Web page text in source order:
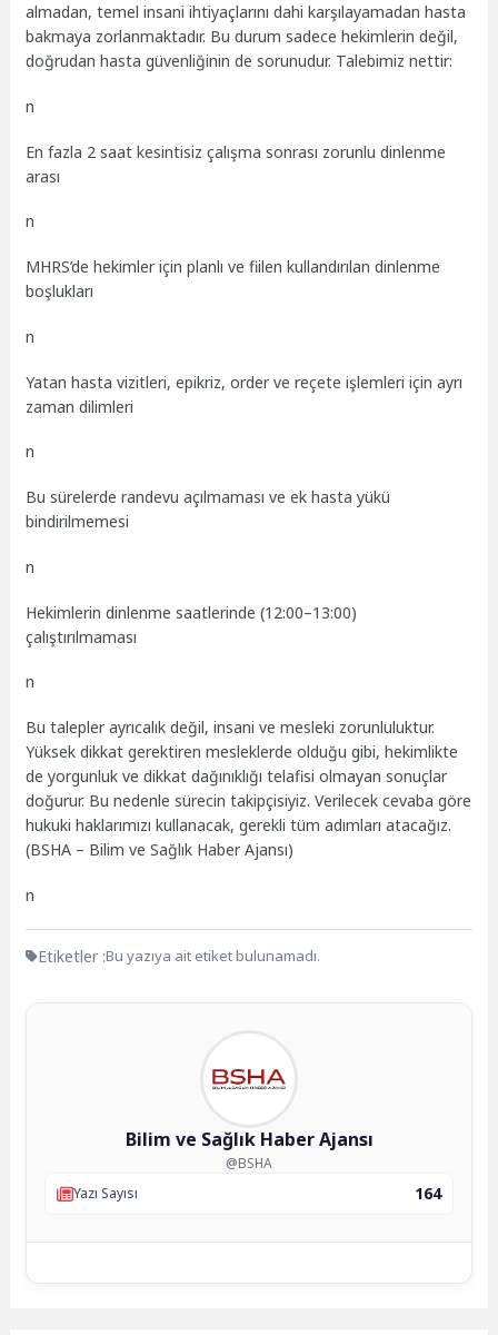
almadan, temel insani ihtiyaçlarını dahi karşılayamadan hasta
bakmaya zorlanmaktadır. Bu durum sadece hekimlerin değil,
doğrudan hasta güvenliğinin de sorunudur. Talebimiz nettir:
n
En fazla 2 saat kesintisiz çalışma sonrası zorunlu dinlenme
arası
n
MHRS’de hekimler için planlı ve fiilen kullandırılan dinlenme
boşlukları
n
Yatan hasta vizitleri, epikriz, order ve reçete işlemleri için ayrı
zaman dilimleri
n
Bu sürelerde randevu açılmaması ve ek hasta yükü
bindirilmemesi
n
Hekimlerin dinlenme saatlerinde (12:00–13:00)
çalıştırılmaması
n
Bu talepler ayrıcalık değil, insani ve mesleki zorunluluktur.
Yüksek dikkat gerektiren mesleklerde olduğu gibi, hekimlikte
de yorgunluk ve dikkat dağınıklığı telafisi olmayan sonuçlar
doğurur. Bu nedenle sürecin takipçisiyiz. Verilecek cevaba göre
hukuki haklarımızı kullanacak, gerekli tüm adımları atacağız.
(BSHA – Bilim ve Sağlık Haber Ajansı)
n
Etiketler :Bu yazıya ait etiket bulunamadı.
Bilim ve Sağlık Haber Ajansı
@BSHA
Yazı Sayısı
164